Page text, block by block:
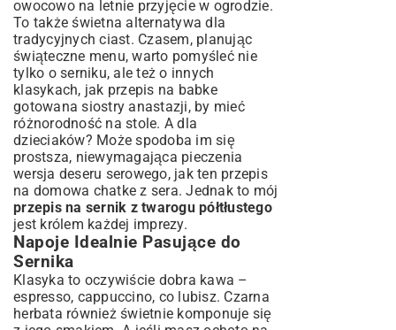
owocowo na letnie przyjęcie w ogrodzie.
To także świetna alternatywa dla
tradycyjnych ciast. Czasem, planując
świąteczne menu, warto pomyśleć nie
tylko o serniku, ale też o innych
klasykach, jak przepis na babke
gotowana siostry anastazji, by mieć
różnorodność na stole. A dla
dzieciaków? Może spodoba im się
prostsza, niewymagająca pieczenia
wersja deseru serowego, jak ten przepis
na domowa chatke z sera. Jednak to mój
przepis na sernik z twarogu półtłustego
jest królem każdej imprezy.
Napoje Idealnie Pasujące do
Sernika
Klasyka to oczywiście dobra kawa –
espresso, cappuccino, co lubisz. Czarna
herbata również świetnie komponuje się